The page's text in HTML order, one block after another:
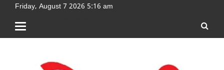
Friday, August 7 2026 5:16 am